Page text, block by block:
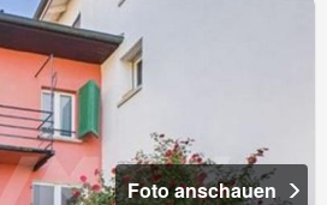
Foto anschauen